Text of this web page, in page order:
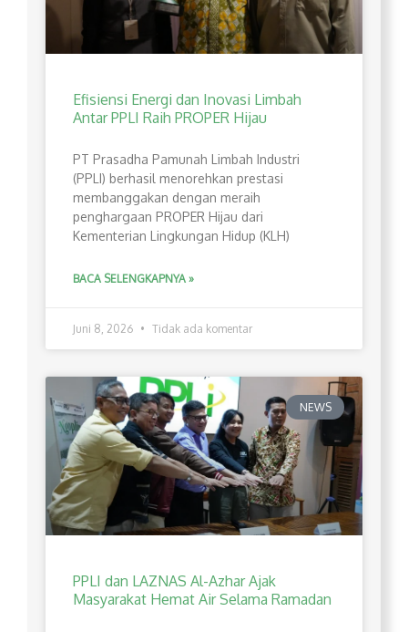
Efisiensi Energi dan Inovasi Limbah
Antar PPLI Raih PROPER Hijau
PT Prasadha Pamunah Limbah Industri
(PPLI) berhasil menorehkan prestasi
membanggakan dengan meraih
penghargaan PROPER Hijau dari
Kementerian Lingkungan Hidup (KLH)
BACA SELENGKAPNYA »
Juni 8, 2026 Tidak ada komentar
NEWS
PPLI dan LAZNAS Al-Azhar Ajak
Masyarakat Hemat Air Selama Ramadan